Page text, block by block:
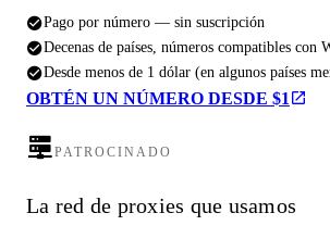
Pago por número — sin suscripción
Decenas de países, números compatibles con
Desde menos de 1 dólar (en algunos países
OBTÉN UN NÚMERO DESDE $1
PATROCINADO
La red de proxies que usamos